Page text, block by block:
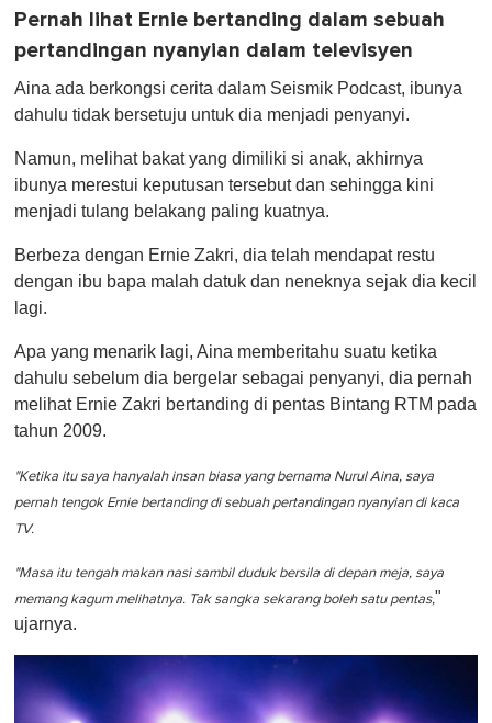
Pernah lihat Ernie bertanding dalam sebuah
pertandingan nyanyian dalam televisyen
Aina ada berkongsi cerita dalam Seismik Podcast, ibunya
dahulu tidak bersetuju untuk dia menjadi penyanyi.
Namun, melihat bakat yang dimiliki si anak, akhirnya
ibunya merestui keputusan tersebut dan sehingga kini
menjadi tulang belakang paling kuatnya.
Berbeza dengan Ernie Zakri, dia telah mendapat restu
dengan ibu bapa malah datuk dan neneknya sejak dia kecil
lagi.
Apa yang menarik lagi, Aina memberitahu suatu ketika
dahulu sebelum dia bergelar sebagai penyanyi, dia pernah
melihat Ernie Zakri bertanding di pentas Bintang RTM pada
tahun 2009.
"Ketika itu saya hanyalah insan biasa yang bernama Nurul Aina, saya
pernah tengok Ernie bertanding di sebuah pertandingan nyanyian di kaca
TV.
"Masa itu tengah makan nasi sambil duduk bersila di depan meja, saya
memang kagum melihatnya. Tak sangka sekarang boleh satu pentas,"
ujarnya.